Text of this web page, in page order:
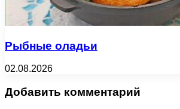
Рыбные оладьи
02.08.2026
Добавить комментарий